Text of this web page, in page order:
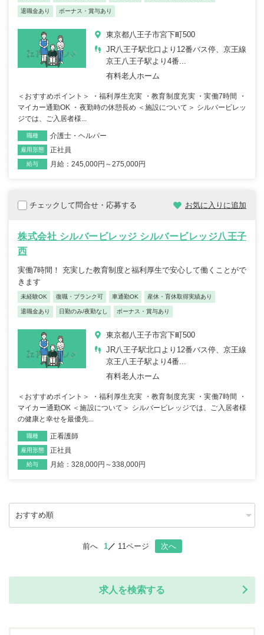
退職金あり ボーナス・賞与あり
東京都八王子市宮下町500
JR八王子駅北口より12番バス停、京王線
京王八王子駅より4番...
有料老人ホーム
＜おすすめポイント＞ ・福利厚生充実 ・教育制度充実 ・実働7時間 ・
マイカー通勤OK ・夜勤時の休憩長め ＜施設について＞ シルバービレッ
ジでは、ご入居者様...
職種 介護士・ヘルパー
雇用形態 正社員
給与 月給：245,000円～275,000円
チェックして問合せ・応募する お気に入りに追加
株式会社 シルバービレッジ シルバービレッジ八王子
西
実働7時間！ 充実した教育制度と福利厚生で安心して働くことがで
きます
未経験OK 復職・ブランク可 車通勤OK 産休・育休取得実績あり
退職金あり 日勤のみ/夜勤なし ボーナス・賞与あり
東京都八王子市宮下町500
JR八王子駅北口より12番バス停、京王線
京王八王子駅より4番...
有料老人ホーム
＜おすすめポイント＞ ・福利厚生充実 ・教育制度充実 ・実働7時間 ・
マイカー通勤OK ＜施設について＞ シルバービレッジでは、ご入居者様
の健康と幸せを最優先...
職種 正看護師
雇用形態 正社員
給与 月給：328,000円～338,000円
前へ 1 11ページ 次へ
求人を検索する